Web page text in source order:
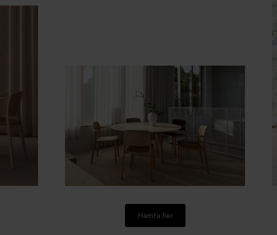
Hämta fler